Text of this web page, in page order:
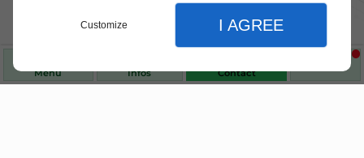
Customize I AGREE
Menu Infos Contact
bien-être
Choisissez des produits fiables pour vous
accompagner au quotidien.